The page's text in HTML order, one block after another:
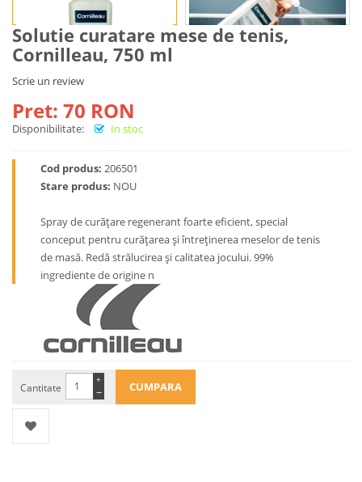
Solutie curatare mese de tenis,
Cornilleau, 750 ml
Scrie un review
Pret: 70 RON
Disponibilitate: In stoc
Cod produs: 206501
Stare produs: NOU
Spray de curățare regenerant foarte eficient, special
conceput pentru curățarea și întreținerea meselor de tenis
de masă. Redă strălucirea și calitatea jocului. 99%
ingrediente de origine n
Cantitate −
+